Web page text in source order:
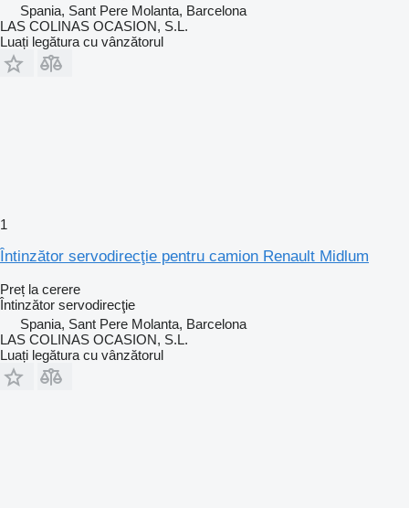
Spania, Sant Pere Molanta, Barcelona
LAS COLINAS OCASION, S.L.
Luați legătura cu vânzătorul
1
Întinzător servodirecţie pentru camion Renault Midlum
Preț la cerere
Întinzător servodirecţie
Spania, Sant Pere Molanta, Barcelona
LAS COLINAS OCASION, S.L.
Luați legătura cu vânzătorul